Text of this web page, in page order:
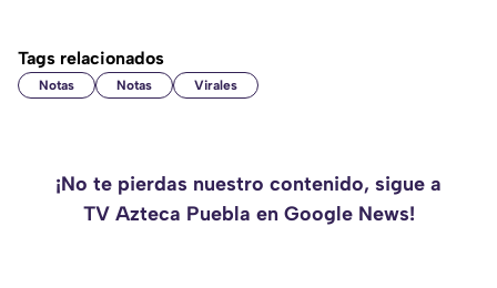
Tags relacionados
Notas Notas Virales
¡No te pierdas nuestro contenido, sigue a
TV Azteca Puebla en Google News!